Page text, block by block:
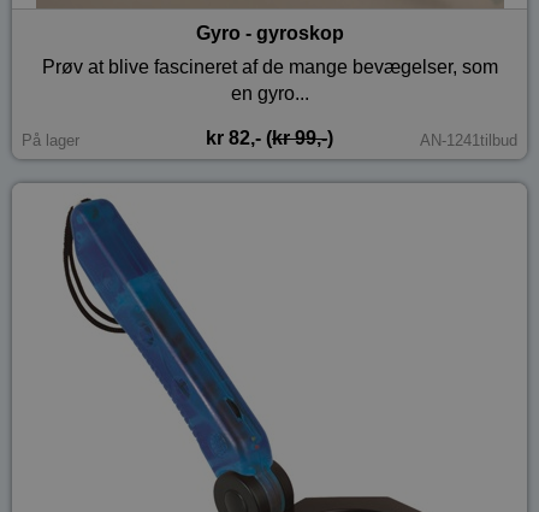
Gyro - gyroskop
Prøv at blive fascineret af de mange bevægelser, som
en gyro...
På lager kr 82,- (kr 99,-) AN-1241tilbud